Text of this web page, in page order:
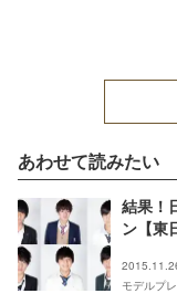
あわせて読みたい
結果！
ン【東
モデルプ